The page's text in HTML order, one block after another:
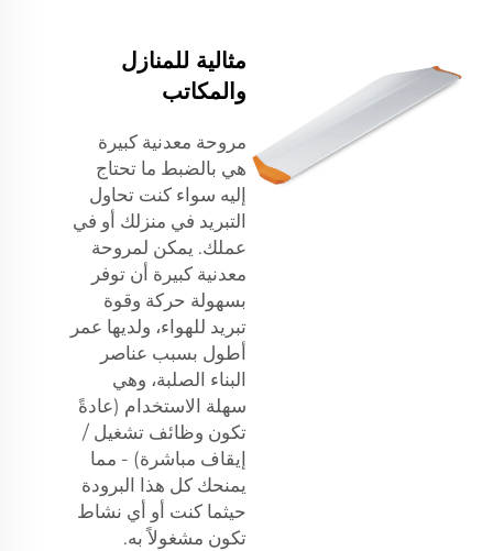
مثالية للمنازل
والمكاتب
مروحة معدنية كبيرة
هي بالضبط ما تحتاج
إليه سواء كنت تحاول
التبريد في منزلك أو في
عملك. يمكن لمروحة
معدنية كبيرة أن توفر
بسهولة حركة وقوة
تبريد للهواء، ولديها عمر
أطول بسبب عناصر
البناء الصلبة، وهي
سهلة الاستخدام (عادةً
تكون وظائف تشغيل /
إيقاف مباشرة) - مما
يمنحك كل هذا البرودة
حيثما كنت أو أي نشاط
تكون مشغولاً به.